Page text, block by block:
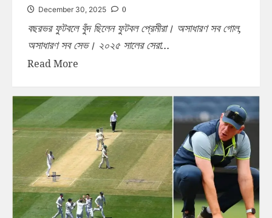
December 30, 2025 0
বছরভর ফুটবলে বুঁদ ছিলেন ফুটবল প্রেমীরা। অসাধারণ সব গোল,
অসাধারণ সব সেভ। ২০২৫ সালের সেরা...
Read More